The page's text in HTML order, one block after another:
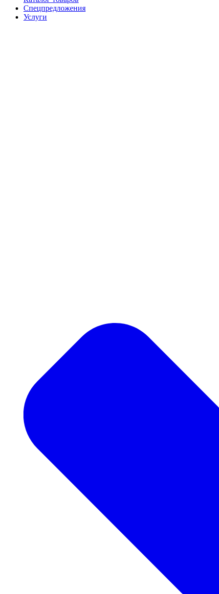
Спецпредложения
Услуги